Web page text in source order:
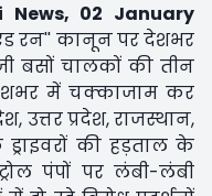
News, 02 January
रन'' कानून पर देशभर
बसों चालकों की तीन
में चक्काजाम कर
उत्तर प्रदेश, राजस्थान,
ड्राइवरों की हड़ताल के
पंपों पर लंबी-लंबी